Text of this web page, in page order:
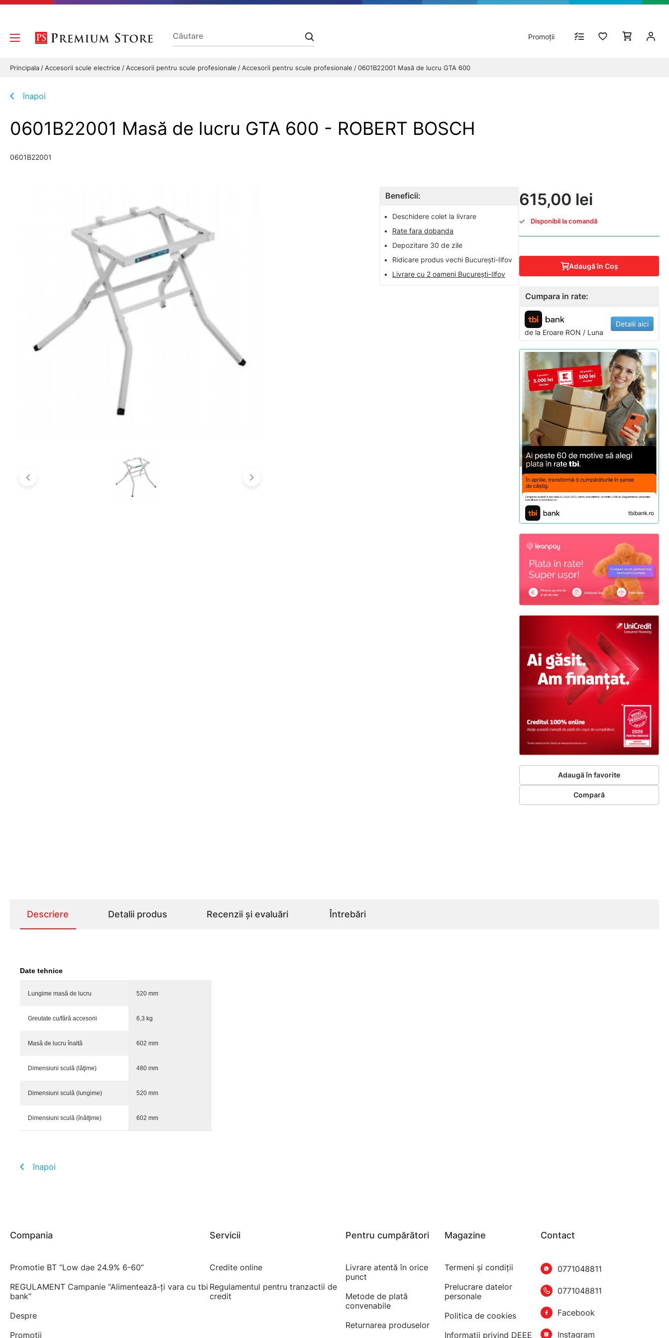
Promoții
Principala Accesorii scule electrice Accesorii pentru scule profesionale Accesorii pentru scule profesionale 0601B22001 Masă de lucru GTA 600
înapoi
0601B22001 Masă de lucru GTA 600 - ROBERT BOSCH
0601B22001
Beneficii:
•
Deschidere colet la livrare
•
Rate fara dobanda
•
Depozitare 30 de zile
•
Ridicare produs vechi București-Ilfov
•
Livrare cu 2 oameni București-Ilfov
615,00 lei
Disponibil la comandă
Adaugă în Coş
Cumpara in rate:
de la Eroare RON / Luna
Detalii aici
Adaugă în favorite
Compară
Descriere Detalii produs Recenzii și evaluări Întrebări
Date tehnice
Lungime masă de lucru 520 mm
Greutate cu/fără accesorii 6,3 kg
Masă de lucru înaltă 602 mm
Dimensiuni sculă (lăţime) 480 mm
Dimensiuni sculă (lungime) 520 mm
Dimensiuni sculă (înălţime) 602 mm
înapoi
Compania
Promotie BT “Low dae 24.9% 6-60”
REGULAMENT Campanie "Alimentează-ți vara cu tbi
bank”
Despre
Promoții
Servicii
Credite online
Regulamentul pentru tranzactii de
credit
Pentru cumpărători
Livrare atentă în orice
punct
Metode de plată
convenabile
Returnarea produselor
Magazine
Termeni şi condiţii
Prelucrare datelor
personale
Politica de cookies
Informatii privind DEEE
Contact
0771048811
0771048811
Facebook
Instagram